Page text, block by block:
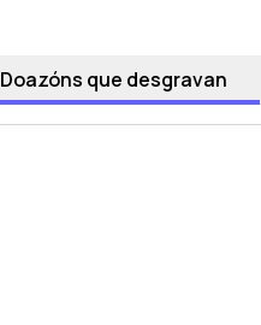
Doazóns que desgravan